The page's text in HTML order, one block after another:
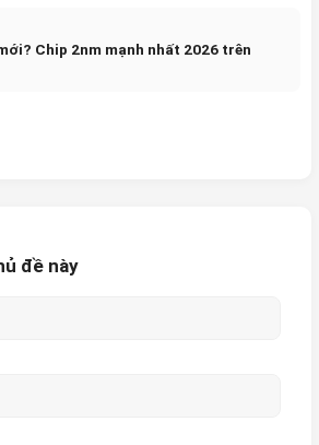
Chip 2nm mạnh nhất 2026 trên
đề này